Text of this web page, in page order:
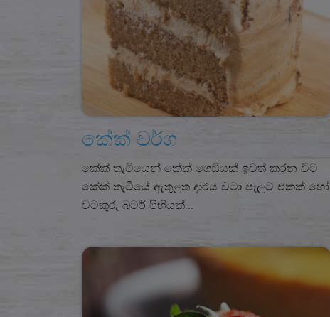
කේක් වර්ග
කේක් තැටියෙන් කේක් ගෙඩියක් ඉවත් කරන විට
කේක් තැටියේ ඇතුළත දාරය වටා පැලට් එකක් හෝ
වටකුරු බටර් පිහියක්...